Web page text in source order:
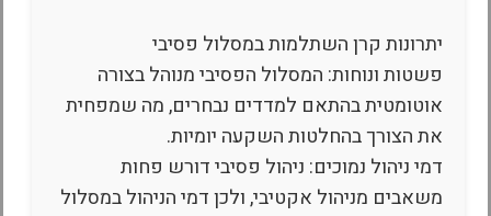
יתרונות קרן השתלמות במסלול פסיבי
פשטות ונוחות: המסלול הפסיבי מנוהל בצורה
אוטומטית בהתאם למדדים נבחרים, מה שמפחית
את הצורך בהחלטות השקעה יומיות.
דמי ניהול נמוכים: ניהול פסיבי דורש פחות
משאבים מניהול אקטיבי, ולכן דמי הניהול במסלול